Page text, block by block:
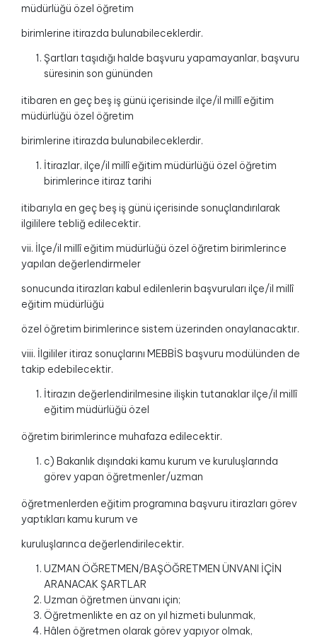
müdürlüğü özel öğretim
birimlerine itirazda bulunabileceklerdir.
Şartları taşıdığı halde başvuru yapamayanlar, başvuru
süresinin son gününden
itibaren en geç beş iş günü içerisinde ilçe/il millî eğitim
müdürlüğü özel öğretim
birimlerine itirazda bulunabileceklerdir.
İtirazlar, ilçe/il millî eğitim müdürlüğü özel öğretim
birimlerince itiraz tarihi
itibarıyla en geç beş iş günü içerisinde sonuçlandırılarak
ilgililere tebliğ edilecektir.
vii. İlçe/il millî eğitim müdürlüğü özel öğretim birimlerince
yapılan değerlendirmeler
sonucunda itirazları kabul edilenlerin başvuruları ilçe/il millî
eğitim müdürlüğü
özel öğretim birimlerince sistem üzerinden onaylanacaktır.
viii. İlgililer itiraz sonuçlarını MEBBİS başvuru modülünden de
takip edebilecektir.
İtirazın değerlendirilmesine ilişkin tutanaklar ilçe/il millî
eğitim müdürlüğü özel
öğretim birimlerince muhafaza edilecektir.
c) Bakanlık dışındaki kamu kurum ve kuruluşlarında
görev yapan öğretmenler/uzman
öğretmenlerden eğitim programına başvuru itirazları görev
yaptıkları kamu kurum ve
kuruluşlarınca değerlendirilecektir.
UZMAN ÖĞRETMEN/BAŞÖĞRETMEN ÜNVANI İÇİN
ARANACAK ŞARTLAR
Uzman öğretmen ünvanı için;
Öğretmenlikte en az on yıl hizmeti bulunmak,
Hâlen öğretmen olarak görev yapıyor olmak,